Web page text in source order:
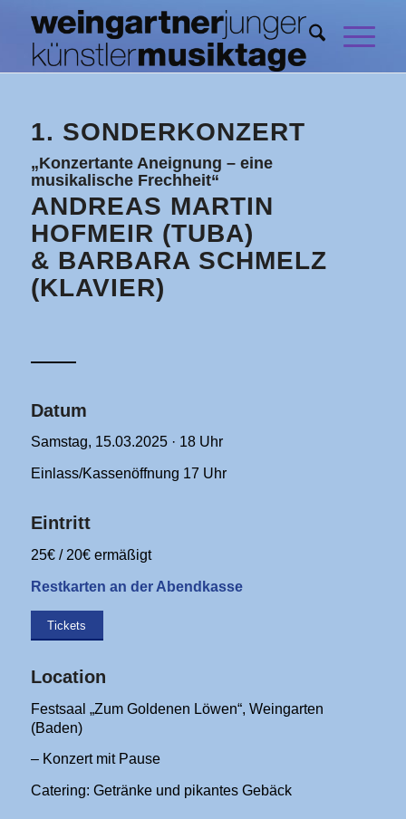
1. SONDERKONZERT
„Konzertante Aneignung – eine
musikalische Frechheit“
ANDREAS MARTIN
HOFMEIR (TUBA)
& BARBARA SCHMELZ
(KLAVIER)
Datum
Samstag, 15.03.2025 · 18 Uhr
Einlass/Kassenöffnung 17 Uhr
Eintritt
25€ / 20€ ermäßigt
Restkarten an der Abendkasse
Tickets
Location
Festsaal „Zum Goldenen Löwen“, Weingarten
(Baden)
– Konzert mit Pause
Catering: Getränke und pikantes Gebäck